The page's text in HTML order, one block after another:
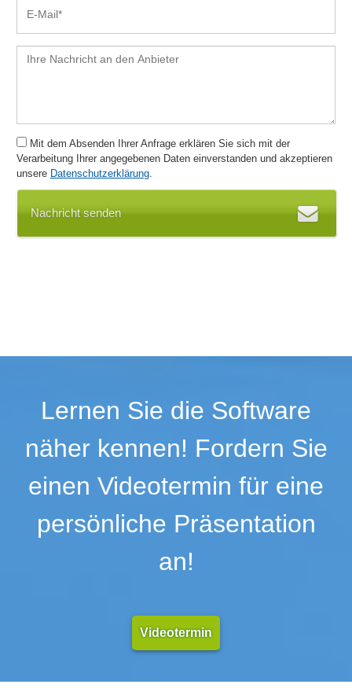
Prozesskontrolle
Prozesskostenrechnung
Prozessmodellierung
Prozessoptimierung
Prozessschnittstelle
Prozesssteuerung
Prozesstemplates
Risikobewertung
SAP-Schnittstelle
SOLL-IST-Prozesse
Standortmanager
Start von Prozessen
Suche
Swimlanes
Variantenmanagement
Visualisierung
Mit dem Absenden Ihrer Anfrage erklären Sie sich mit der
Verarbeitung Ihrer angegebenen Daten einverstanden und akzeptieren
unsere Datenschutzerklärung.
Nachricht senden
Lernen Sie die Software
näher kennen! Fordern Sie
einen Videotermin für eine
persönliche Präsentation
an!
Videotermin